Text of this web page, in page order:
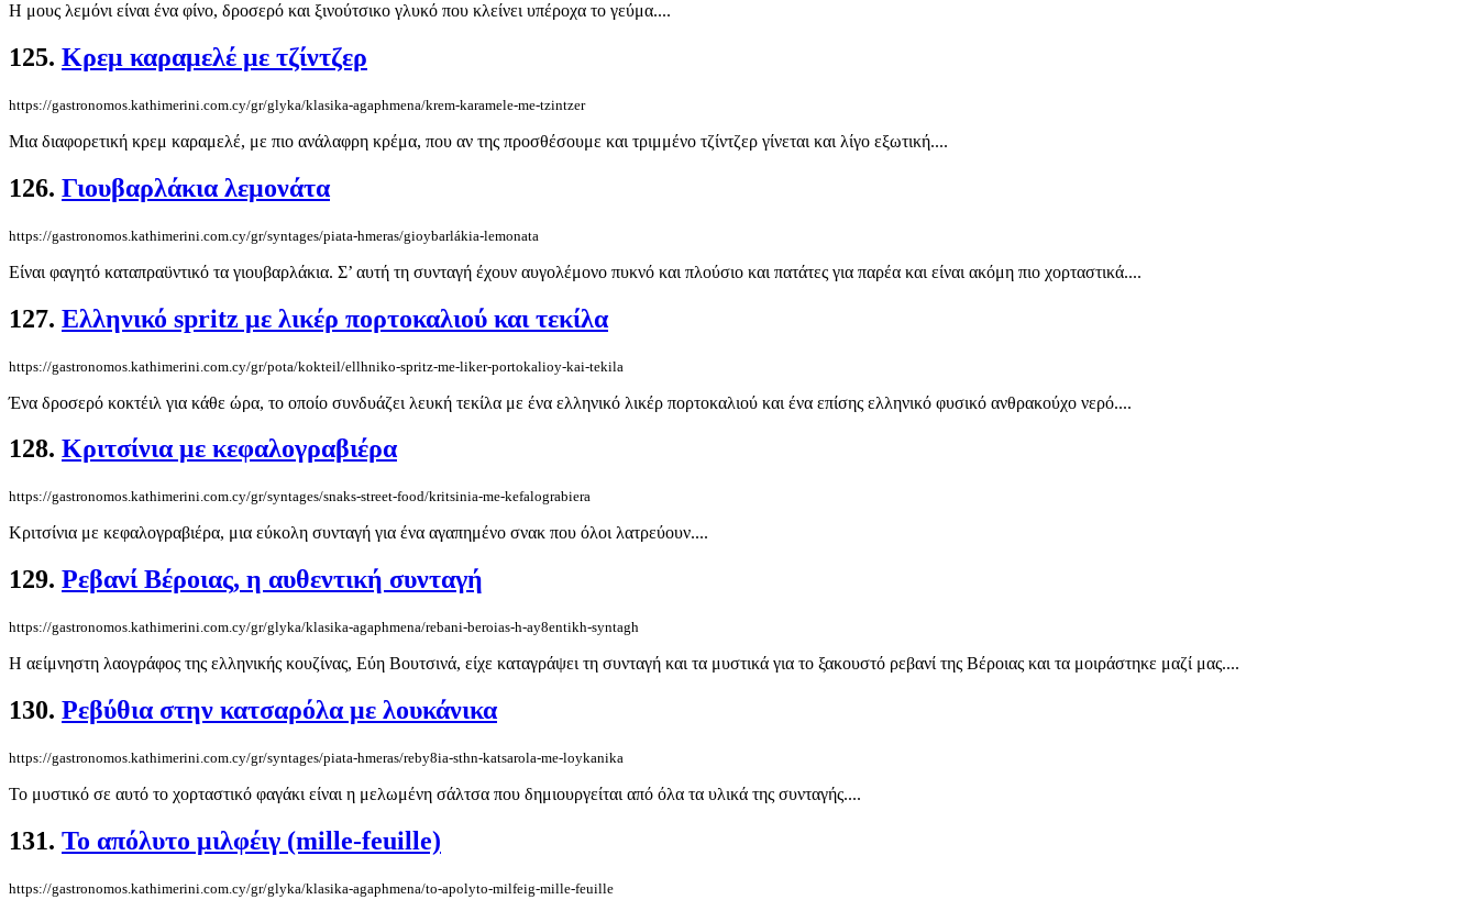
Η μους λεμόνι είναι ένα φίνο, δροσερό και ξινούτσικο γλυκό που κλείνει υπέροχα το γεύμα....
125. Κρεμ καραμελέ με τζίντζερ
https://gastronomos.kathimerini.com.cy/gr/glyka/klasika-agaphmena/krem-karamele-me-tzintzer
Μια διαφορετική κρεμ καραμελέ, με πιο ανάλαφρη κρέμα, που αν της προσθέσουμε και τριμμένο τζίντζερ γίνεται και λίγο εξωτική....
126. Γιουβαρλάκια λεμονάτα
https://gastronomos.kathimerini.com.cy/gr/syntages/piata-hmeras/gioybarlákia-lemonata
Είναι φαγητό καταπραϋντικό τα γιουβαρλάκια. Σ’ αυτή τη συνταγή έχουν αυγολέμονο πυκνό και πλούσιο και πατάτες για παρέα και είναι ακόμη πιο χορταστικά....
127. Ελληνικό spritz με λικέρ πορτοκαλιού και τεκίλα
https://gastronomos.kathimerini.com.cy/gr/pota/kokteil/ellhniko-spritz-me-liker-portokalioy-kai-tekila
Ένα δροσερό κοκτέιλ για κάθε ώρα, το οποίο συνδυάζει λευκή τεκίλα με ένα ελληνικό λικέρ πορτοκαλιού και ένα επίσης ελληνικό φυσικό ανθρακούχο νερό....
128. Κριτσίνια με κεφαλογραβιέρα
https://gastronomos.kathimerini.com.cy/gr/syntages/snaks-street-food/kritsinia-me-kefalograbiera
Κριτσίνια με κεφαλογραβιέρα, μια εύκολη συνταγή για ένα αγαπημένο σνακ που όλοι λατρεύουν....
129. Ρεβανί Βέροιας, η αυθεντική συνταγή
https://gastronomos.kathimerini.com.cy/gr/glyka/klasika-agaphmena/rebani-beroias-h-ay8entikh-syntagh
H αείμνηστη λαογράφος της ελληνικής κουζίνας, Εύη Βουτσινά, είχε καταγράψει τη συνταγή και τα μυστικά για το ξακουστό ρεβανί της Βέροιας και τα μοιράστηκε μαζί μας....
130. Ρεβύθια στην κατσαρόλα με λουκάνικα
https://gastronomos.kathimerini.com.cy/gr/syntages/piata-hmeras/reby8ia-sthn-katsarola-me-loykanika
Το μυστικό σε αυτό το χορταστικό φαγάκι είναι η μελωμένη σάλτσα που δημιουργείται από όλα τα υλικά της συνταγής....
131. Το απόλυτο μιλφέιγ (mille-feuille)
https://gastronomos.kathimerini.com.cy/gr/glyka/klasika-agaphmena/to-apolyto-milfeig-mille-feuille